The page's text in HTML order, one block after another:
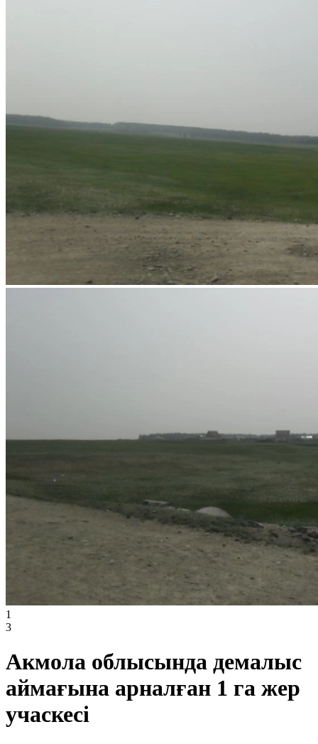
1
3
Акмола облысында демалыс
аймағына арналған 1 га жер
учаскесі